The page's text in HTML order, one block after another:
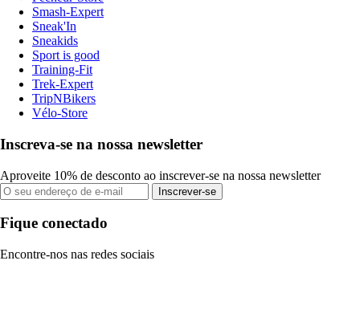
Smash-Expert
Sneak'In
Sneakids
Sport is good
Training-Fit
Trek-Expert
TripNBikers
Vélo-Store
Inscreva-se na nossa newsletter
Aproveite 10% de desconto ao inscrever-se na nossa newsletter
Inscrever-se
Fique conectado
Encontre-nos nas redes sociais